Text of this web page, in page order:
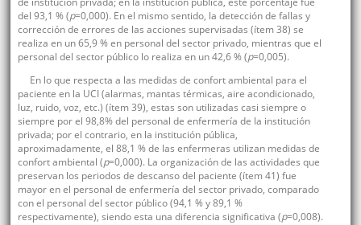
del 93,1 % (p=0,000). En el mismo sentido, la detección de fallas y
corrección de errores de las acciones supervisadas (ítem 38) se
realiza en un 65,9 % en personal del sector privado, mientras que el
personal del sector público lo realiza en un 42,6 % (p=0,005).
En lo que respecta a las medidas de confort ambiental para el
paciente en la UCI (alarmas, mantas térmicas, aire acondicionado,
luz, ruido, voz, etc.) (ítem 39), estas son utilizadas casi siempre o
siempre por el 98,8% del personal de enfermería de la institución
privada; por el contrario, en la institución pública,
aproximadamente, el 88,1 % de las enfermeras utilizan medidas de
confort ambiental (p=0,000). La organización de las actividades que
preservan los periodos de descanso del paciente (ítem 41) fue
mayor en el personal de enfermería del sector privado, comparado
con el personal del sector público (94,1 % y 89,1 %
respectivamente), siendo esta una diferencia significativa (p=0,008).